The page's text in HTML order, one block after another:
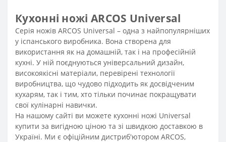
Кухонні ножі ARCOS Universal
Серія ножів ARCOS Universal – одна з найпопулярніших
у іспанського виробника. Вона створена для
використання як на домашній, так і на професійній
кухні. У ній поєднуються універсальний дизайн,
високоякісні матеріали, перевірені технології
виробництва, що чудово підходить як досвідченим
кухарям, так і тим, хто тільки починає покращувати
свої кулінарні навички.
На нашому сайті ви можете кухонні ножі Universal
купити за вигідною ціною та зі швидкою доставкою в
Україні. Ми є офіційним дистриб'ютором ARCOS,